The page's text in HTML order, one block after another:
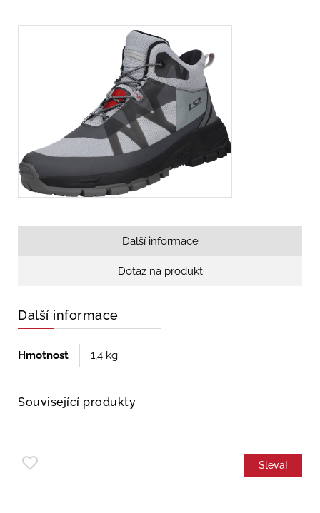
Další informace
Dotaz na produkt
Další informace
Hmotnost 1,4 kg
Související produkty
Sleva!